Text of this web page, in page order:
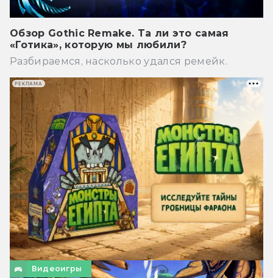
Обзор Gothic Remake. Та ли это самая
«Готика», которую мы любили?
Разбираемся, насколько удался ремейк.
Видеоигры
РЕКЛАМА